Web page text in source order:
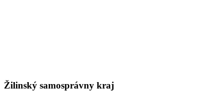
Žilinský samosprávny kraj